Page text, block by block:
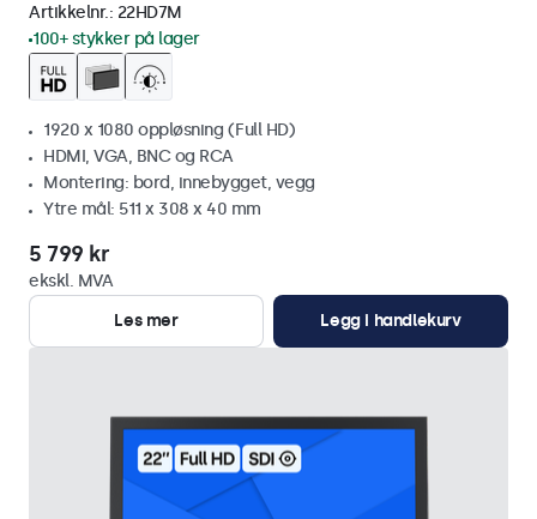
Artikkelnr.: 22HD7M
100+ stykker på lager
1920 x 1080 oppløsning (Full HD)
HDMI, VGA, BNC og RCA
Montering: bord, innebygget, vegg
Ytre mål: 511 x 308 x 40 mm
5 799 kr
ekskl. MVA
Les mer
Legg i handlekurv